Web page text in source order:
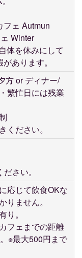
フェ Autmun
Winter
体を休みにして
あります。
方 or ディナー/
繁忙日には残業
ください。
さい。
応じて飲食OKな
りません。
り。
フェまでの距離
※最大500円まで